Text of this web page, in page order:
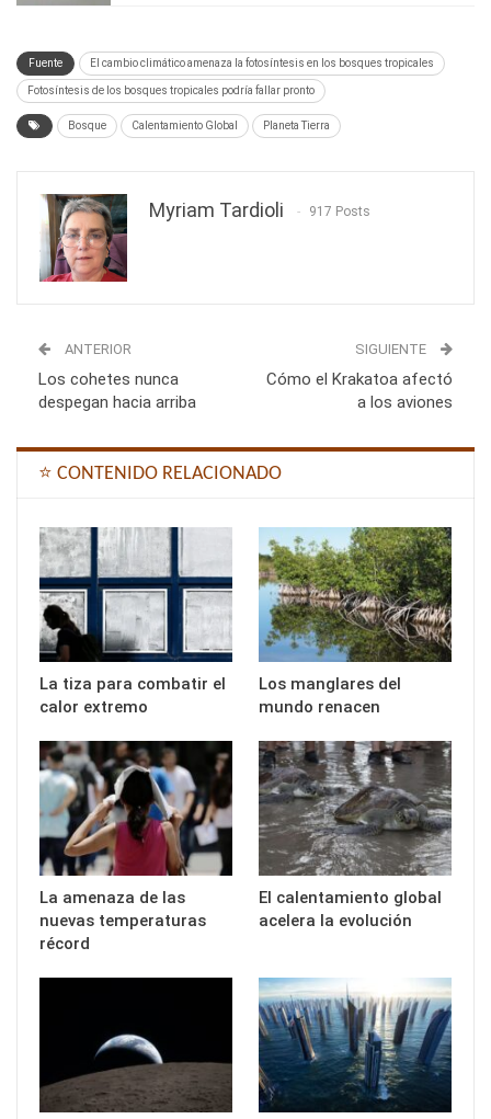
Fuente El cambio climático amenaza la fotosíntesis en los bosques tropicales
Fotosíntesis de los bosques tropicales podría fallar pronto
Bosque Calentamiento Global Planeta Tierra
Myriam Tardioli 917 Posts
ANTERIOR
Los cohetes nunca
despegan hacia arriba
SIGUIENTE
Cómo el Krakatoa afectó
a los aviones
⭐ CONTENIDO RELACIONADO
La tiza para combatir el
calor extremo
Los manglares del
mundo renacen
La amenaza de las
nuevas temperaturas
récord
El calentamiento global
acelera la evolución